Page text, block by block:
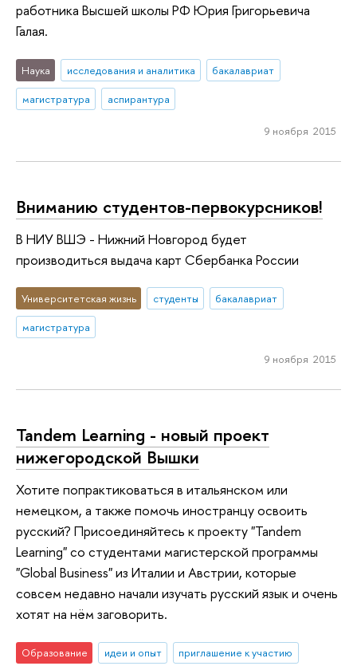
работника Высшей школы РФ Юрия Григорьевича
Галая.
Наука исследования и аналитика
бакалавриат
магистратура
аспирантура
9 ноября 2015
Вниманию студентов-первокурсников!
В НИУ ВШЭ - Нижний Новгород будет
производиться выдача карт Сбербанка России
Университетская жизнь студенты
бакалавриат
магистратура
9 ноября 2015
Tandem Learning - новый проект
нижегородской Вышки
Хотите попрактиковаться в итальянском или
немецком, а также помочь иностранцу освоить
русский? Присоединяйтесь к проекту "Tandem
Learning" со студентами магистерской программы
"Global Business" из Италии и Австрии, которые
совсем недавно начали изучать русский язык и очень
хотят на нём заговорить.
Образование идеи и опыт
приглашение к участию